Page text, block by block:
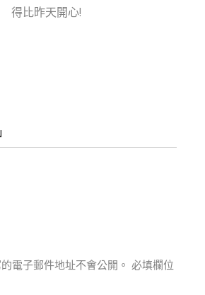
得比昨天開心!
電子郵件地址不會公開。 必填欄位